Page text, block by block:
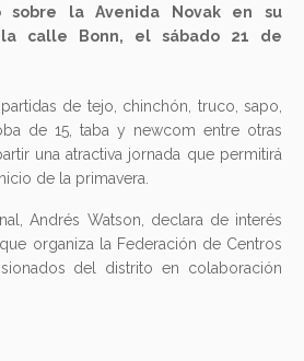
sobre la Avenida Novak en su
la calle Bonn, el sábado 21 de
de tejo, chinchón, truco, sapo,
de 15, taba y newcom entre otras
una atractiva jornada que permitirá
de la primavera.
Andrés Watson, declara de interés
organiza la Federación de Centros
del distrito en colaboración